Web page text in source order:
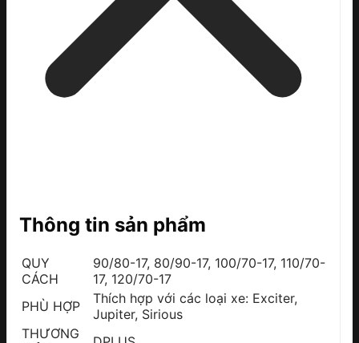
Thông tin sản phẩm
QUY
CÁCH
90/80-17, 80/90-17, 100/70-17, 110/70-
17, 120/70-17
PHÙ HỢP
Thích hợp với các loại xe: Exciter,
Jupiter, Sirious
THƯƠNG